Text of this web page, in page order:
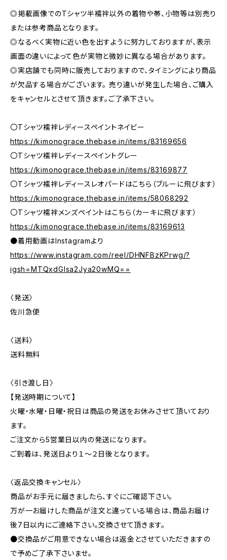
◎掲載画像でのTシャツ半襦袢以外の着物や帯、小物等は別売り
または参考商品となります。
◎なるべく実物に近い色を出すように努力しておりますが、表示
画面の違いによって色が実物と微妙に異なる場合があります。
◎実店舗でも同時に販売しておりますので、タイミングにより商品
が欠品する場合がございます。 売り違いが発生した場合、ご購入
をキャンセルとさせて頂きます。ご了承下さい。
〇Tシャツ襦袢レディースペイントネイビー
https://kimonograce.thebase.in/items/83169656
〇Tシャツ襦袢レディースペイントグレー
https://kimonograce.thebase.in/items/83169877
〇Tシャツ襦袢レディースレオパードはこちら（ブルーに飛びます）
https://kimonograce.thebase.in/items/58068292
〇Tシャツ襦袢メンズペイントはこちら（カーキに飛びます）
https://kimonograce.thebase.in/items/83169613
●着用動画はInstagramより
https://www.instagram.com/reel/DHNFBzKPrwg/?
igsh=MTQxdGlsa2Jya20wMQ==
〈発送〉
佐川急便
〈送料〉
送料無料
〈引き渡し日〉
【発送時期について】
火曜・水曜・日曜・祝日は商品の発送をお休みさせて頂いており
ます。
ご注文から5営業日以内の発送になります。
ご到着は、発送日より１～２日後となります。
〈返品交換キャンセル〉
商品がお手元に届きましたら、すぐにご確認下さい。
万が一お届けした商品が注文と違っている場合は、商品お届け
後7日以内にご連絡下さい。交換させて頂きます。
●交換品がご用意できない場合は返金とさせていただきますの
で予めご了承下さいませ。